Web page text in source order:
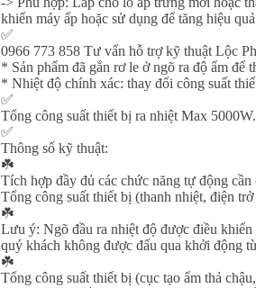
khiển máy ấp hoặc sử dụng để tăng hiệu
✅
0966 773 858 Tư vấn hỗ trợ kỹ thuật Lộc
* Sản phẩm đã gắn rơ le ở ngõ ra độ ẩm
* Nhiệt độ chính xác: thay đổi công suất
✅
Tổng công suất thiết bị ra nhiệt Max 5000W.
✅
Thông số kỹ thuật:
☘️
Tích hợp đầy đủ các chức năng tự động
Tổng công suất thiết bị (thanh nhiệt, điện
☘️
Lưu ý: Ngõ đầu ra nhiệt độ được điều
quý khách không được đấu qua khởi động
☘️
Tổng công suất thiết bị (cục tạo ẩm thả